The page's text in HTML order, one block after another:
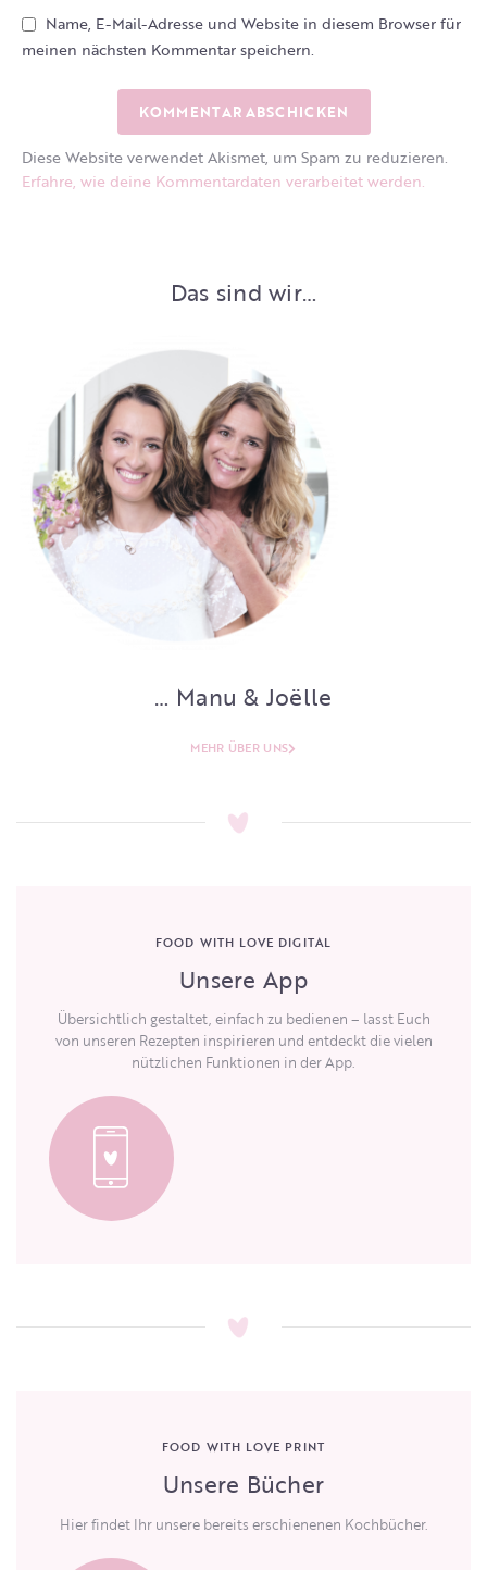
Name, E-Mail-Adresse und Website in diesem Browser für
meinen nächsten Kommentar speichern.
Diese Website verwendet Akismet, um Spam zu reduzieren.
Erfahre, wie deine Kommentardaten verarbeitet werden.
Das sind wir…
… Manu & Joëlle
MEHR ÜBER UNS
FOOD WITH LOVE DIGITAL
Unsere App
Übersichtlich gestaltet, einfach zu bedienen – lasst Euch
von unseren Rezepten inspirieren und entdeckt die vielen
nützlichen Funktionen in der App.
FOOD WITH LOVE PRINT
Unsere Bücher
Hier findet Ihr unsere bereits erschienenen Kochbücher.